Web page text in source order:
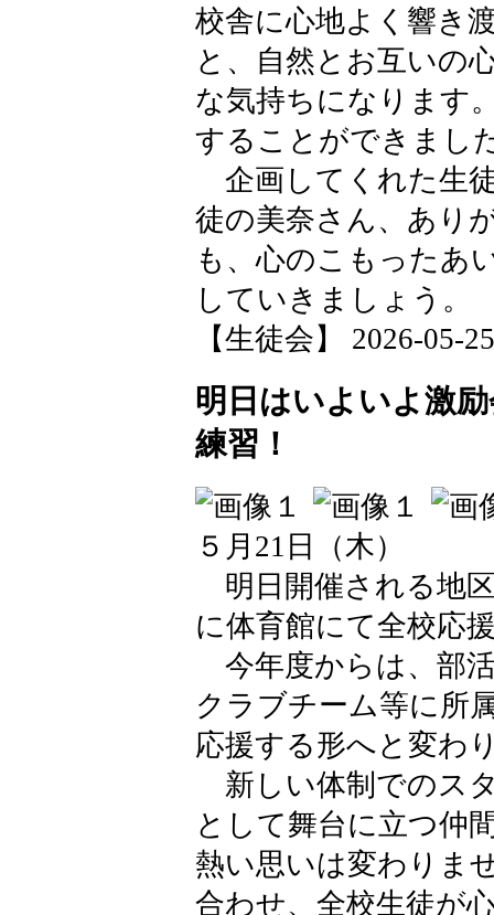
校舎に心地よく響き
と、自然とお互いの
な気持ちになります
することができまし
企画してくれた生
徒の美奈さん、あり
も、心のこもったあ
していきましょう。
【生徒会】 2026-05-
明日はいよいよ激
練習！
５月21日（木）
明日開催される地
に体育館にて全校応
今年度からは、部
クラブチーム等に所
応援する形へと変わ
新しい体制でのス
として舞台に立つ仲
熱い思いは変わりま
合わせ、全校生徒が